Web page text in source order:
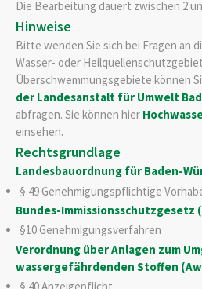
Die Bearbeitung dauert zwischen 2
Hinweise
Bitte wenden Sie sich bei Fragen an
Wasser- oder
Überschwemmungsgebiete können
der Landesanstalt für Umwelt
abfragen. Sie können hier
einsehen.
Rechtsgrundlage
Landesbauordnung für Baden-
§ 49 Genehmigungspflichtige
Bundes-Immissionsschutzgesetz
§10 Genehmigungsverfahren
Verordnung über Anlagen zum
wassergefährdenden Stoffen